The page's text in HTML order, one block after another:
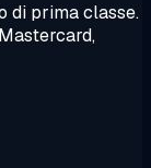
di prima classe.